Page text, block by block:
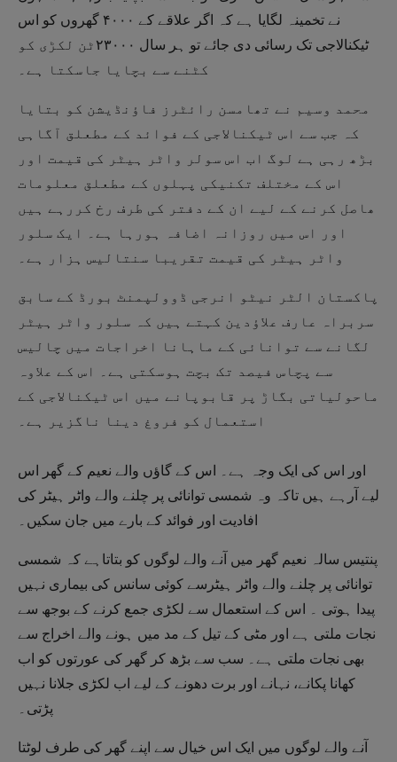
نے تخمینہ لگایا ہے کہ اگر علاقے کے ۴۰۰۰ گھروں کو اس
ٹیکنالاجی تک رسائی دی جائے تو ہر سال ۲۳۰۰۰ٹن لکڑی کو
کٹنے سے بچایا جاسکتا ہے۔
محمد وسیم نے تھامسن رائٹرز فاؤنڈیشن کو بتایا
کہ جب سے اس ٹیکنالاجی کے فوائد کے مطعلق آگاہی
بڑھ رہی ہے لوگ اب اس سولر واٹر ہیٹر کی قیمت اور
اس کے مختلف تکنیکی پہلوں کے مطعلق معلومات
ھاصل کرنے کے لیے ان کے دفتر کی طرف رخ کررہے ہیں
اور اس میں روزانہ اضافہ ہورہا ہے۔ ایک سلور
واٹر ہیٹر کی قیمت تقریبا سنتالیس ہزار ہے۔
پاکستان الٹر نیٹو انرجی ڈوولپمنٹ بورڈ کے سابق
سربراہ عارف علاؤدین کہتے ہیں کہ سلور واٹر ہیٹر
لگانے سے توانائی کے ماہانا اخراجات میں چالیس
سے پچاس فیصد تک بچت ہوسکتی ہے۔ اس کے علاوہ
ماحولیاتی بگاڑ پر قابوپانے میں اس ٹیکنالاجی کے
اور اس کی ایک وجہ ہے۔ اس کے گاؤں والے نعیم کے گھر اس
لیے آرہے ہیں تاکہ وہ شمسی توانائی پر چلنے والے واٹر ہیٹر کی
افادیت اور فوائد کے بارے میں جان سکیں۔
پنتیس سالہ نعیم گھر میں آنے والے لوگوں کو بتاتاہے کہ شمسی
توانائی پر چلنے والے واٹر ہیٹرسے کوئی سانس کی بیماری نہیں
پیدا ہوتی ۔ اس کے استعمال سے لکڑی جمع کرنے کے بوجھ سے
نجات ملتی ہے اور مٹی کے تیل کے مد میں ہونے والے اخراج سے
بھی نجات ملتی ہے۔ سب سے بڑھ کر گھر کی عورتوں کو اب
کھانا پکانے، نہانے اور برت دھونے کے لیے اب لکڑی جلانا نہیں
پڑتی۔
آنے والے لوگوں میں ایک اس خیال سے اپنے گھر کی طرف لوٹتا